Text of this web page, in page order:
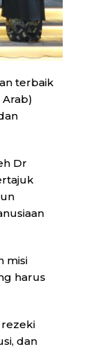
terbaik
Arab)
Dr
misi
harus
dan